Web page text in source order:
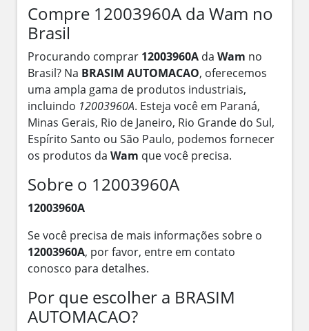
Compre 12003960A da Wam no
Brasil
Procurando comprar 12003960A da Wam no
Brasil? Na BRASIM AUTOMACAO, oferecemos
uma ampla gama de produtos industriais,
incluindo 12003960A. Esteja você em Paraná,
Minas Gerais, Rio de Janeiro, Rio Grande do Sul,
Espírito Santo ou São Paulo, podemos fornecer
os produtos da Wam que você precisa.
Sobre o 12003960A
12003960A
Se você precisa de mais informações sobre o
12003960A, por favor, entre em contato
conosco para detalhes.
Por que escolher a BRASIM
AUTOMACAO?